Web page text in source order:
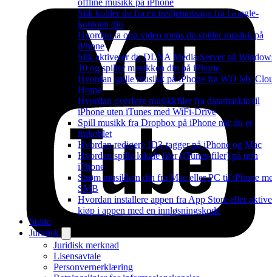
offline musikk på iPhone
Slik kobler du fra en tredjepartsapp fra Google-
kontoen din
Hvordan ta opp video mens du spiller musikk på
iPhone
Slik aktiverer du DLNA Media Server på
10 og spiller musikken din på iPhone
Hvordan spille musikk på iPhone fra WD My
Home
Hvordan overføre musikkfiler fra datamaskin til
iPhone uten iTunes med WiFi-Drive
Spill musikk fra Dropbox på iPhone når du er
frakoblet
Hvordan redigere ID3-tagger på iPhone og Mac
Hvordan spille lokale filer (iTunes-filer) på min
iPhone
Strøm musikken din fra Mac eller PC til iPhone
SMB
Hvordan installere appen fra App Store eller
kjøp i appen med en innløsningskode
Støtte
Juridisk
Juridisk merknad
Lisensavtale
Personvernerklæring